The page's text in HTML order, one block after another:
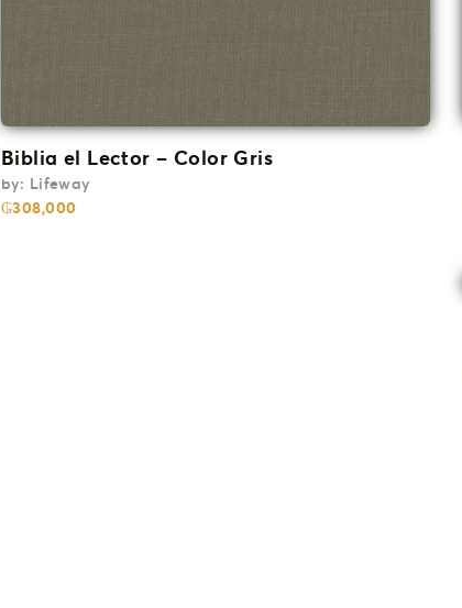
Biblia el Lector – Color Gris
by: Lifeway
₲308,000